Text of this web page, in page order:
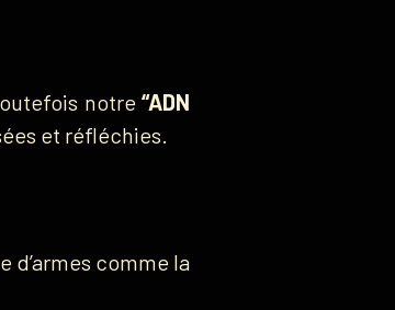
notre “ADN
et réfléchies.
d’armes comme la